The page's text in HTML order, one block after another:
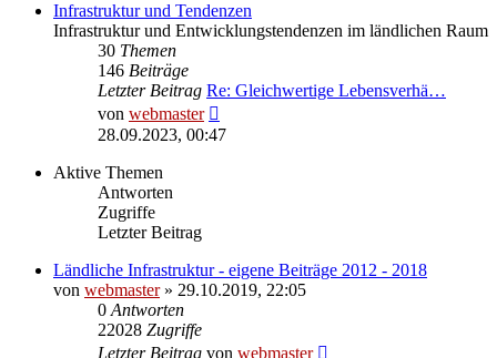
Infrastruktur und Tendenzen
Infrastruktur und Entwicklungstendenzen im ländlichen Raum
30 Themen
146 Beiträge
Letzter Beitrag Re: Gleichwertige Lebensverhä…
von webmaster
Beitrag
28.09.2023, 00:47
Aktive Themen
Antworten
Zugriffe
Letzter Beitrag
Ländliche Infrastruktur - eigene Beiträge 2012 - 2018
von webmaster» 29.10.2019, 22:05
0 Antworten
22028 Zugriffe
Letzter Beitrag von webmaster